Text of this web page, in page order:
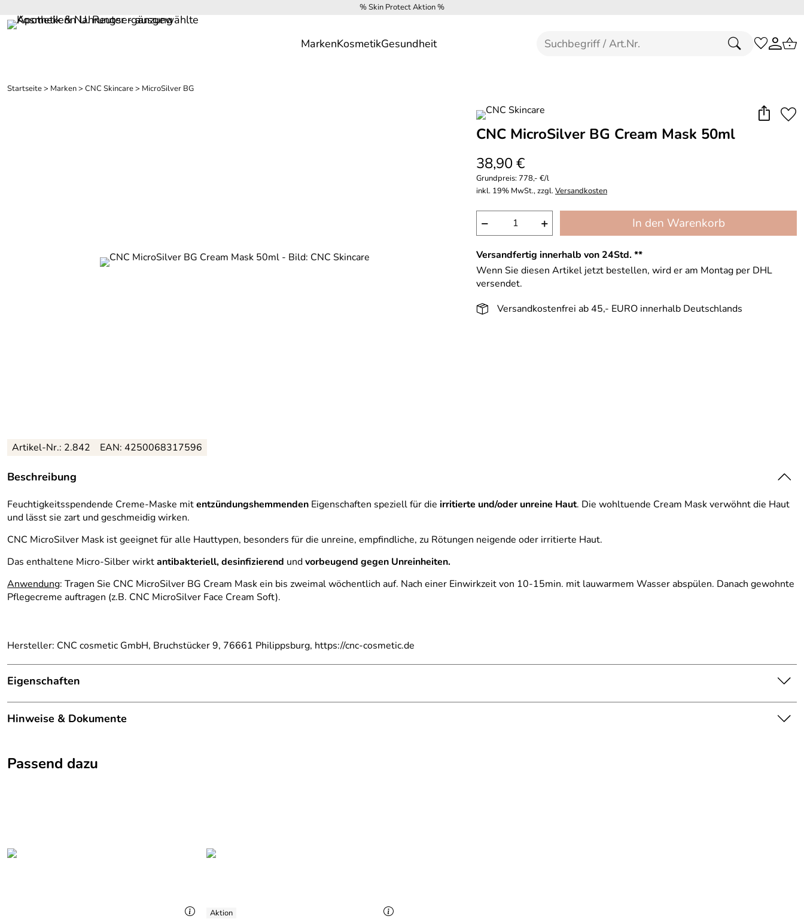
% Skin Protect Aktion %
MarkenKosmetikGesundheit
Startseite> Marken> CNC Skincare> MicroSilver BG
CNC MicroSilver BG Cream Mask 50ml
38,90 €
Grundpreis:778,- €/l
inkl. 19% MwSt., zzgl.Versandkosten
− + In den Warenkorb
Versandfertig innerhalb von 24Std. **
Wenn Sie diesen Artikel jetzt bestellen, wird er am Montag per DHL
versendet.
Versandkostenfrei ab 45,- EURO innerhalb Deutschlands
Artikel-Nr.: 2.842 EAN: 4250068317596
Beschreibung
Feuchtigkeitsspendende Creme-Maske mitentzündungshemmenden Eigenschaften speziell für die irritierte und/oder unreine Haut. Die wohltuende Cream Mask verwöhnt die Haut
und lässt sie zart und geschmeidig wirken.
CNC MicroSilver Mask ist geeignet für alle Hauttypen, besonders für die unreine, empfindliche, zu Rötungen neigende oder irritierte Haut.
Das enthaltene Micro-Silber wirktantibakteriell, desinfizierend undvorbeugend gegen Unreinheiten.
Anwendung: Tragen Sie CNC MicroSilver BG Cream Mask ein bis zweimal wöchentlich auf. Nach einer Einwirkzeit von 10-15min. mit lauwarmem Wasser abspülen. Danach gewohnte
Pflegecreme auftragen (z.B. CNC MicroSilver Face Cream Soft).
Hersteller: CNC cosmetic GmbH, Bruchstücker 9, 76661 Philippsburg, https://cnc-cosmetic.de
Eigenschaften
Gesichtsmaske
Hauttyp:
Mischhaut
Hinweise & Dokumente
Passend dazu